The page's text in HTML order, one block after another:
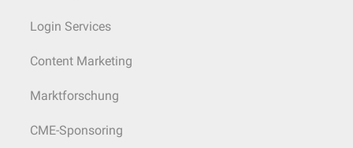
Login Services
Content Marketing
Marktforschung
CME-Sponsoring